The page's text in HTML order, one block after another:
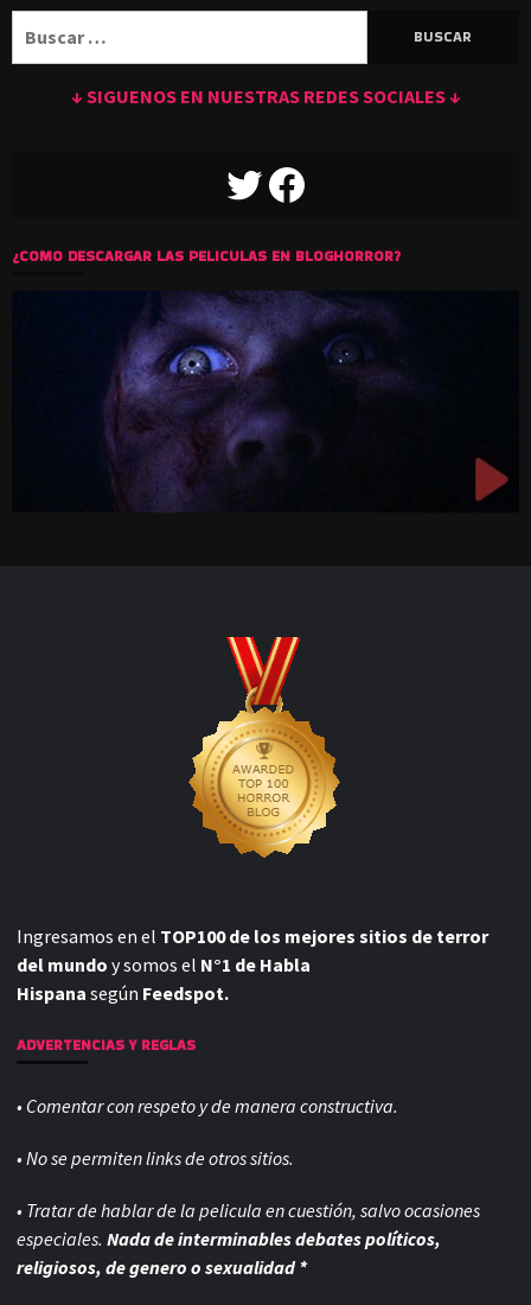
↓ SIGUENOS EN NUESTRAS REDES SOCIALES ↓
TWITTERFACEBOOK
¿COMO DESCARGAR LAS PELICULAS EN BLOGHORROR?
Ingresamos en el TOP100 de los mejores sitios de terror
del mundo y somos el N°1 de Habla
Hispana según Feedspot.
ADVERTENCIAS Y REGLAS
• Comentar con respeto y de manera constructiva.
• No se permiten links de otros sitios.
• Tratar de hablar de la pelicula en cuestión, salvo ocasiones
especiales. Nada de interminables debates políticos,
religiosos, de genero o sexualidad *